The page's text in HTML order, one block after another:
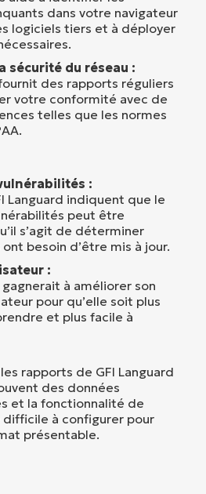
dans votre navigateur
logiciels tiers et à déployer
sécurité du réseau :
des rapports réguliers
votre conformité avec de
telles que les normes
:
Languard indiquent que le
peut être
s’agit de déterminer
besoin d’être mis à jour.
:
à améliorer son
pour qu’elle soit plus
et plus facile à
rapports de GFI Languard
des données
et la fonctionnalité de
à configurer pour
présentable.